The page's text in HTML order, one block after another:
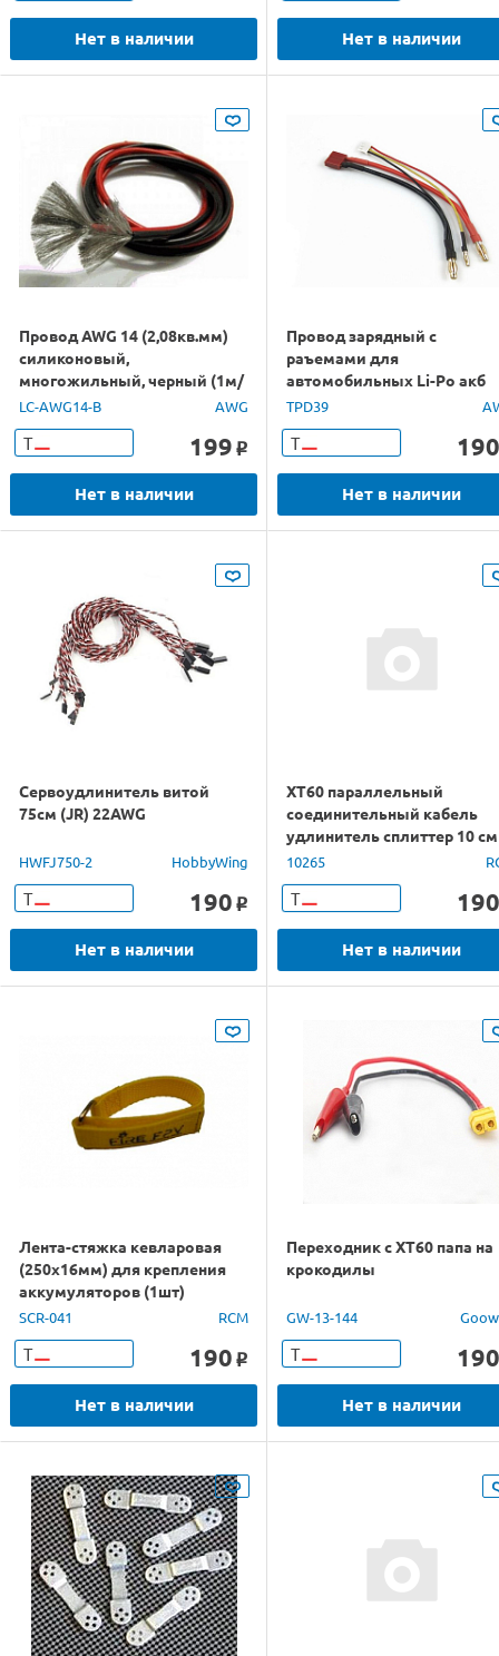
Нет в наличии Нет в наличии
Провод AWG 14 (2,08кв.мм)
силиконовый,
многожильный, черный (1м/
п)
LC-AWG14-B AWG
Т 199 o
Нет в наличии
Провод зарядный с
раъемами для
автомобильных Li-Po акб
TPD39
Т 190
Нет в наличии
Сервоудлинитель витой
75см (JR) 22AWG
HWFJ750-2 HobbyWing
Т 190 o
Нет в наличии
XT60 параллельный
соединительный кабель
удлинитель сплиттер 10 см
14AWG силикон|cable
10265
Т 190
Нет в наличии
Лента-стяжка кевларовая
(250x16мм) для крепления
аккумуляторов (1шт)
SCR-041 RCM
Т 190 o
Нет в наличии
Переходник с XT60 папа на
крокодилы
GW-13-144
Т 190
Нет в наличии